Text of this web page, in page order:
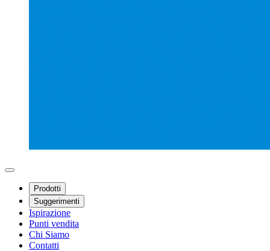
Prodotti
Suggerimenti
Ispirazione
Punti vendita
Chi Siamo
Contatti